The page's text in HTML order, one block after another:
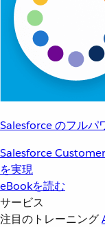
Salesforce のフルパ
Salesforce
を実現
eBookを読む
サービス
注目のトレーニング